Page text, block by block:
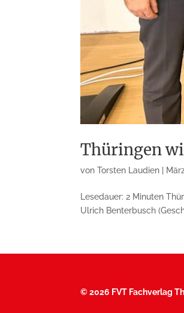
Thüringen
vonTorsten Laudien
Lesedauer: 2 Minuten
Ulrich Benterbusch
©2026 FVT Fachverlag